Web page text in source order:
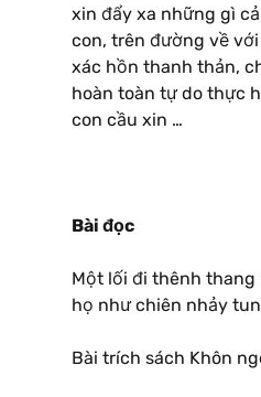
xin đẩy xa những gì
con, trên đường về
xác hồn thanh thản,
hoàn toàn tự do thực
con cầu xin …
Bài đọc
Một lối đi thênh thang
họ như chiên nhảy
Bài trích sách Khôn